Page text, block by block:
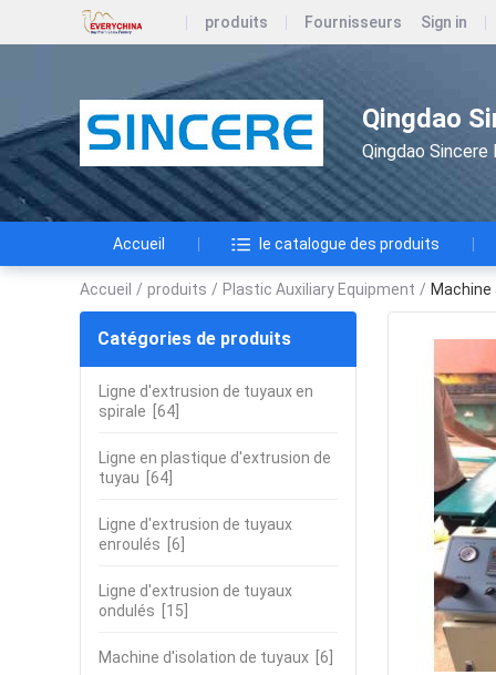
produits Fournisseurs Sign in
Qingdao
Qingdao Sincere
Accueil le catalogue des produits
Accueil / produits / Plastic Auxiliary Equipment / Machine
Catégories de produits
Ligne d'extrusion de tuyaux en
spirale [64]
Ligne en plastique d'extrusion de
tuyau [64]
Ligne d'extrusion de tuyaux
enroulés [6]
Ligne d'extrusion de tuyaux
ondulés [15]
Machine d'isolation de tuyaux [6]